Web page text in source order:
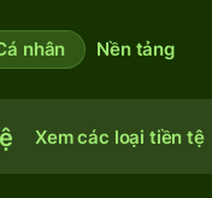
nhân Nền tảng
Xem các loại tiền tệ